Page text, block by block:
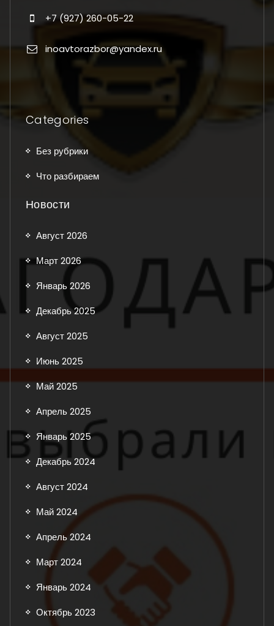
+7 (927) 260-05-22
inoavtorazbor@yandex.ru
Categories
Без рубрики
Что разбираем
Новости
Август 2026
Март 2026
Январь 2026
Декабрь 2025
Август 2025
Июнь 2025
Май 2025
Апрель 2025
Январь 2025
Декабрь 2024
Август 2024
Май 2024
Апрель 2024
Март 2024
Январь 2024
Октябрь 2023